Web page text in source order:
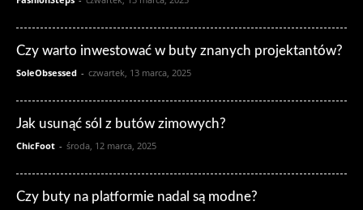
Czy warto inwestować w buty znanych projektantów?
SoleObsessed - czwartek, 13 marca, 2025
Jak usunąć sól z butów zimowych?
ChicFoot - środa, 12 marca, 2025
Czy buty na platformie nadal są modne?